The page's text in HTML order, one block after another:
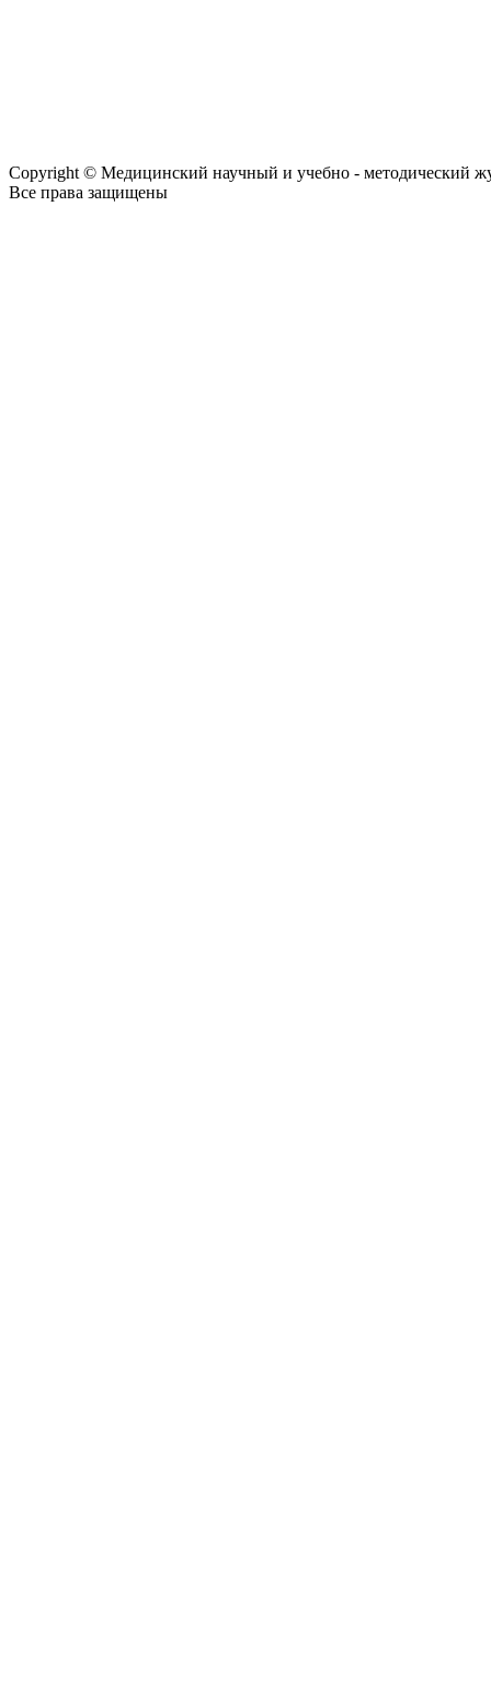
Copyright © Медицинский научный и учебно - методический
Все права защищены